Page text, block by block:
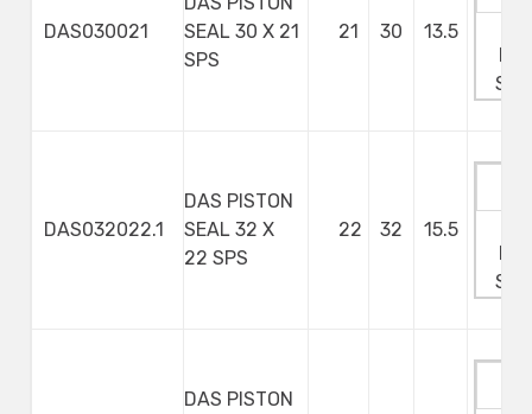
DAS030021
SEAL 30 X 21
SPS
21 30 13.5
DAS032022.1
DAS PISTON
SEAL 32 X
22 SPS
22 32 15.5
DAS PISTON